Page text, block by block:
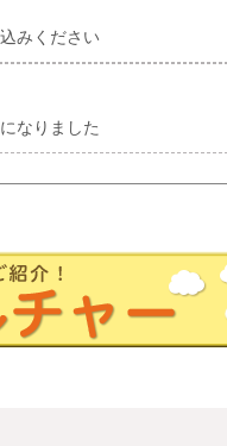
みください
なりました